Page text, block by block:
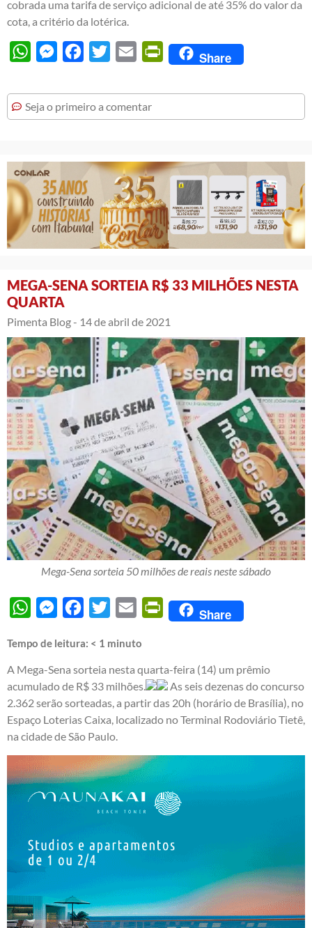
cobrada uma tarifa de serviço adicional de até 35% do valor da
cota, a critério da lotérica.
WhatsAppMessengerFacebook
Twitter Email PrintFriendly
Share
Seja o primeiro a comentar
MEGA-SENA SORTEIA R$ 33 MILHÕES NESTA
QUARTA
Pimenta Blog - 14 de abril de 2021
Mega-Sena sorteia 50 milhões de reais neste sábado
WhatsAppMessengerFacebook
Twitter Email PrintFriendly
Share
Tempo de leitura: < 1 minuto
A Mega-Sena sorteia nesta quarta-feira (14) um prêmio
acumulado de R$ 33 milhões.
As seis dezenas do concurso
2.362 serão sorteadas, a partir das 20h (horário de Brasília), no
Espaço Loterias Caixa, localizado no Terminal Rodoviário Tietê,
na cidade de São Paulo.